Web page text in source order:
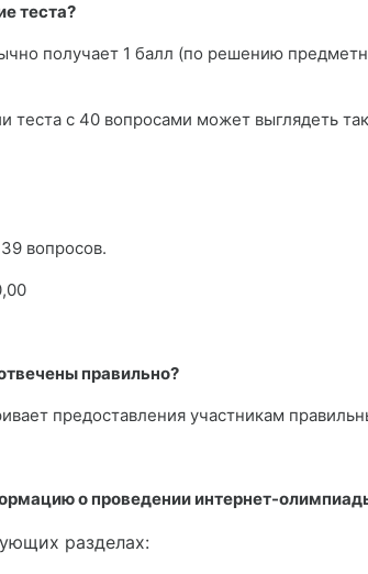
теста?
получает 1 балл (по решению
теста с 40 вопросами может выглядеть
вопросов.
правильно?
предоставления участникам
о проведении интернет-
разделах: